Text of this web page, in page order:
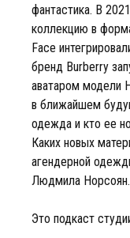
фантастика. В
коллекцию в
Face
бренд Burberry
аватаром модели
в ближайшем
одежда и кто ее
Каких новых
агендерной
Людмила Норсоян.
Это подкаст